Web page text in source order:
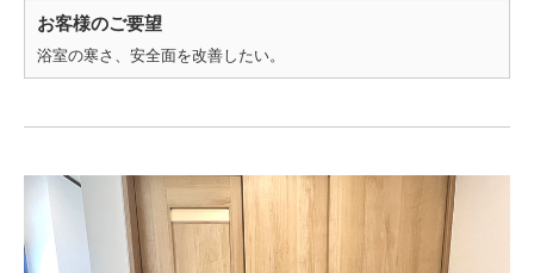
お客様のご要望
浴室の寒さ、安全面を改善したい。